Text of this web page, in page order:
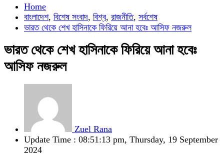
Home
বাংলাদেশ, বিশেষ সংবাদ, বিশ্ব, রাজনীতি, সর্বশেষ
ভারত থেকে শেখ হাসিনাকে ফিরিয়ে আনা হবেঃ আসিফ নজরুল
ভারত থেকে শেখ হাসিনাকে ফিরিয়ে আনা হবেঃ
আসিফ নজরুল
Zuel Rana
Update Time : 08:51:13 pm, Thursday, 19 September
2024